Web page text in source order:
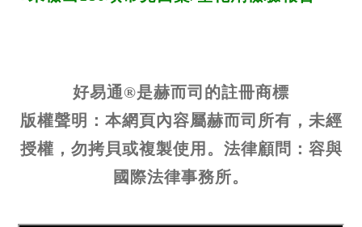
好易通®是赫而司的註冊商標
版權聲明：本網頁內容屬赫而司所有，未經
授權，勿拷貝或複製使用。法律顧問：容與
國際法律事務所。